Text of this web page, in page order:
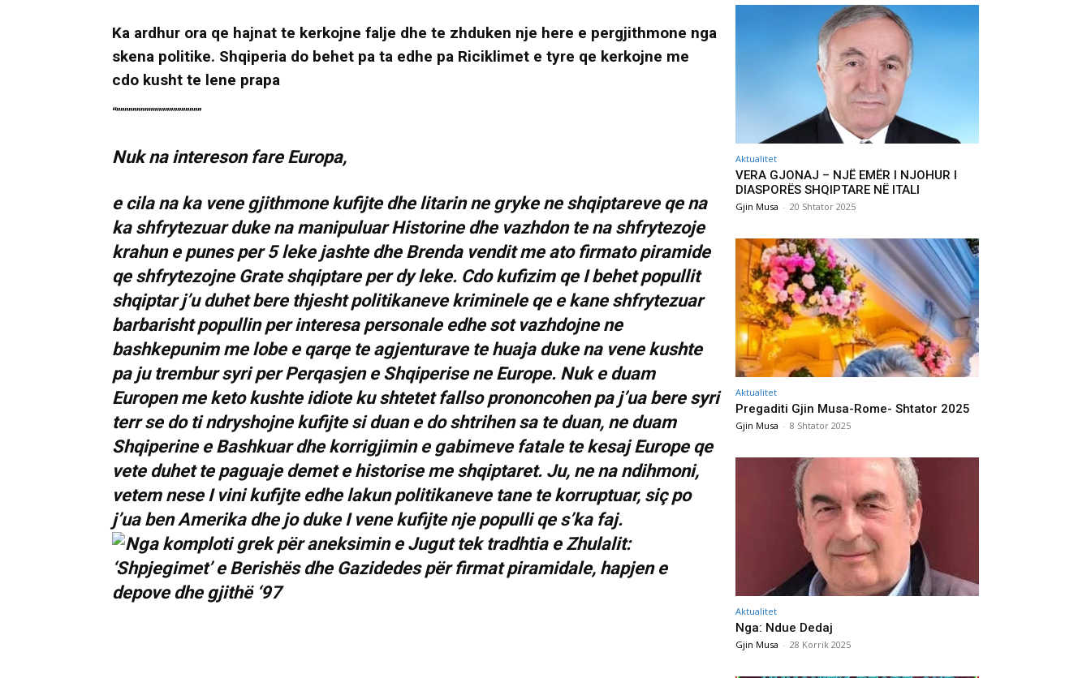
Ka ardhur ora qe hajnat te kerkojne falje dhe te zhduken nje here e pergjithmone nga
skena politike. Shqiperia do behet pa ta edhe pa Riciklimet e tyre qe kerkojne me
cdo kusht te lene prapa
“”””””””””””””””””””””
Nuk na intereson fare Europa,
e cila na ka vene gjithmone kufijte dhe litarin ne gryke ne shqiptareve qe na
ka shfrytezuar duke na manipuluar Historine dhe vazhdon te na shfrytezoje
krahun e punes per 5 leke jashte dhe Brenda vendit me ato firmato piramide
qe shfrytezojne Grate shqiptare per dy leke. Cdo kufizim qe I behet popullit
shqiptar j’u duhet bere thjesht politikaneve kriminele qe e kane shfrytezuar
barbarisht popullin per interesa personale edhe sot vazhdojne ne
bashkepunim me lobe e qarqe te agjenturave te huaja duke na vene kushte
pa ju trembur syri per Perqasjen e Shqiperise ne Europe. Nuk e duam
Europen me keto kushte idiote ku shtetet fallso prononcohen pa j’ua bere syri
terr se do ti ndryshojne kufijte si duan e do shtrihen sa te duan, ne duam
Shqiperine e Bashkuar dhe korrigjimin e gabimeve fatale te kesaj Europe qe
vete duhet te paguaje demet e historise me shqiptaret. Ju, ne na ndihmoni,
vetem nese I vini kufijte edhe lakun politikaneve tane te korruptuar, siç po
j’ua ben Amerika dhe jo duke I vene kufijte nje populli qe s’ka faj.
Aktualitet
VERA GJONAJ – NJË EMËR I NJOHUR I
DIASPORËS SHQIPTARE NË ITALI
Gjin Musa - 20 Shtator 2025
Aktualitet
Pregaditi Gjin Musa-Rome- Shtator 2025
Gjin Musa - 8 Shtator 2025
Aktualitet
Nga: Ndue Dedaj
Gjin Musa - 28 Korrik 2025